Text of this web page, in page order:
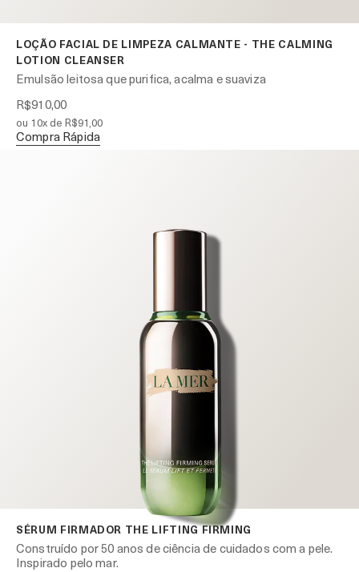
LOÇÃO FACIAL DE LIMPEZA CALMANTE - THE CALMING
LOTION CLEANSER
Emulsão leitosa que purifica, acalma e suaviza
R$910,00
ou 10x de R$91,00
Compra Rápida
SÉRUM FIRMADOR THE LIFTING FIRMING
Construído por 50 anos de ciência de cuidados com a pele.
Inspirado pelo mar.